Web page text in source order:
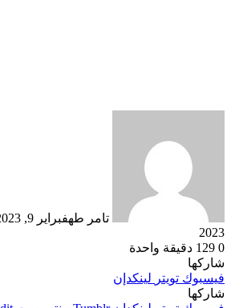
تامر طهفبراير 9, 2023
2023
0
دقيقة واحدة
شاركها
فيسبوك تويتر لينكدإن
شاركها